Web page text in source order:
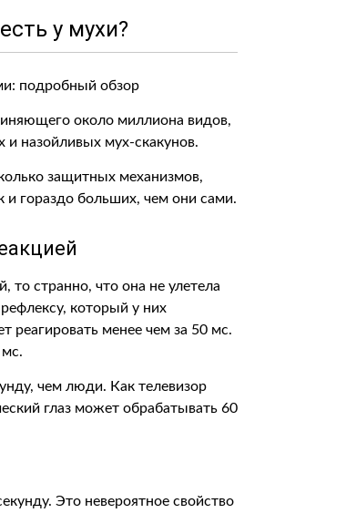
у мухи?
около миллиона видов,
назойливых мух-скакунов.
защитных механизмов,
и гораздо больших, чем они сами.
то странно, что она не улетела
который у них
реагировать менее чем за 50 мс.
чем люди. Как телевизор
глаз может обрабатывать 60
Это невероятное свойство